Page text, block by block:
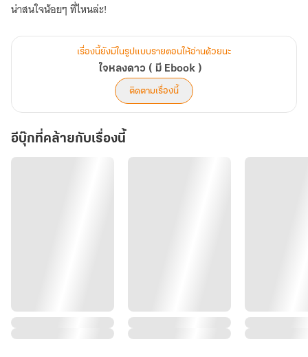
น่าสนใจน้อยๆ ที่ไหนล่ะ!
เรื่องนี้ยังมีในรูปแบบรายตอนให้อ่านด้วยนะ
ใจหลงดาว ( มี Ebook )
ติดตามเรื่องนี้
อีบุ๊กที่คล้ายกับเรื่องนี้